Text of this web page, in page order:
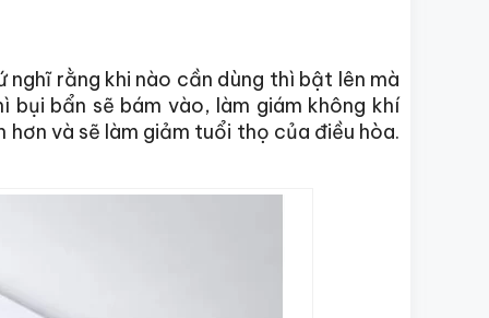
rằng khi nào cần dùng thì bật lên mà
bụi bẩn sẽ bám vào, làm giám không khí
hơn và sẽ làm giảm tuổi thọ của điều hòa.